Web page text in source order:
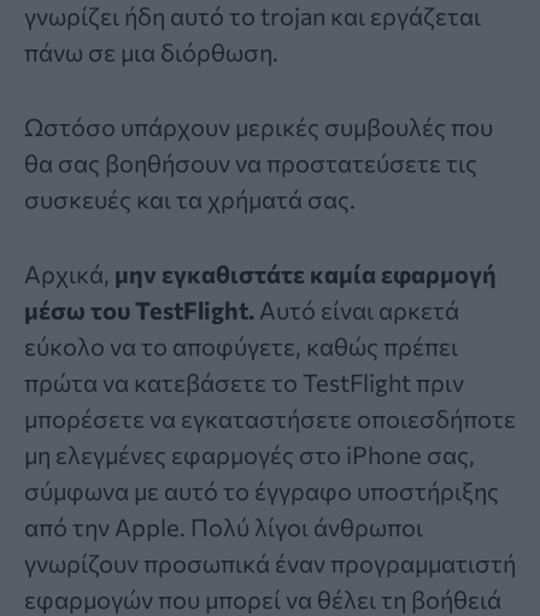
γνωρίζει ήδη αυτό το trojan και εργάζεται
πάνω σε μια διόρθωση.
Ωστόσο υπάρχουν μερικές συμβουλές που
θα σας βοηθήσουν να προστατεύσετε τις
συσκευές και τα χρήματά σας.
Αρχικά, μην εγκαθιστάτε καμία εφαρμογή
μέσω του TestFlight. Αυτό είναι αρκετά
εύκολο να το αποφύγετε, καθώς πρέπει
πρώτα να κατεβάσετε το TestFlight πριν
μπορέσετε να εγκαταστήσετε οποιεσδήποτε
μη ελεγμένες εφαρμογές στο iPhone σας,
σύμφωνα με αυτό το έγγραφο υποστήριξης
από την Apple. Πολύ λίγοι άνθρωποι
γνωρίζουν προσωπικά έναν προγραμματιστή
εφαρμογών που μπορεί να θέλει τη βοήθειά